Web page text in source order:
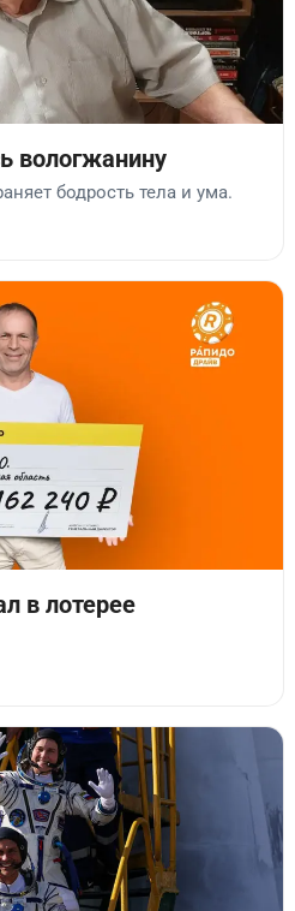
вологжанину
бодрость тела и ума.
в лотерее